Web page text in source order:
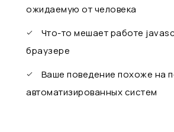
ожидаемую от человека
Что-то мешает работе
браузере
Ваше поведение похоже на
автоматизированных систем